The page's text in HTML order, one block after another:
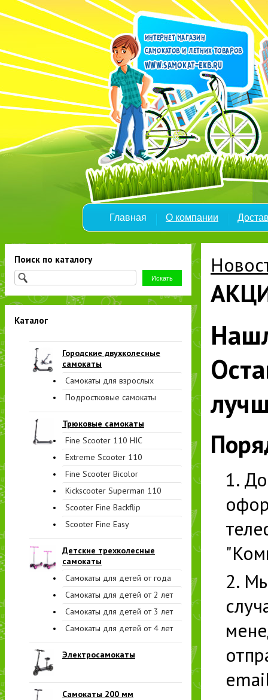
Главная О компании
Поиск по каталогу
Каталог
Городские двухколесные
самокаты
Самокаты для взрослых
Подростковые самокаты
Трюковые самокаты
Fine Scooter 110 HIC
Extreme Scooter 110
Fine Scooter Bicolor
Kickscooter Superman 110
Scooter Fine Backflip
Scooter Fine Easy
Детские трехколесные
самокаты
Самокаты для детей от года
Самокаты для детей от 2 лет
Самокаты для детей от 3 лет
Самокаты для детей от 4 лет
Электросамокаты
Самокаты 200 мм